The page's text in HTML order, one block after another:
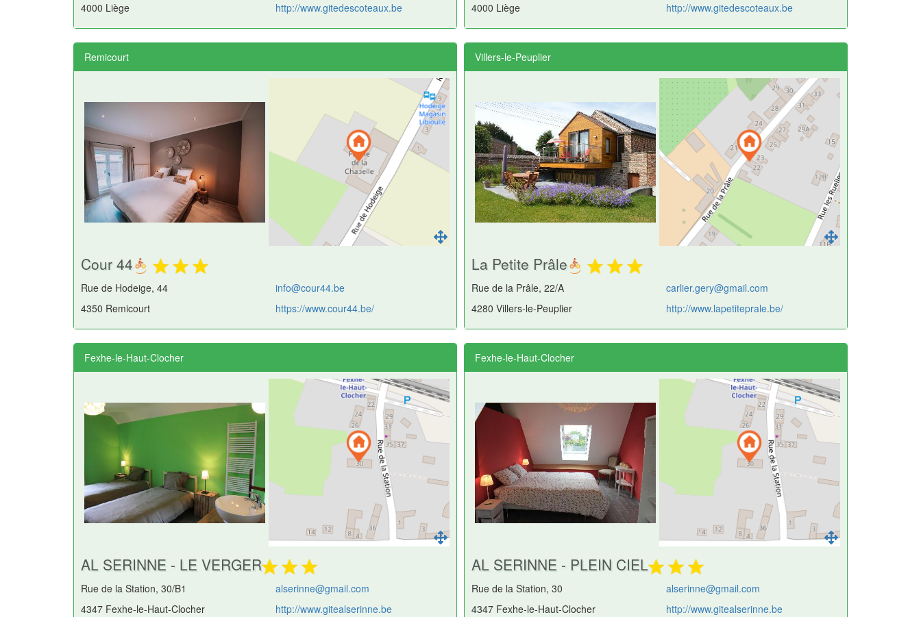
4000 Liège
http://www.gitedescoteaux.be
4000 Liège
http://www.gitedescoteaux.be
Remicourt
Cour 44
Rue de Hodeige, 44
4350 Remicourt
info@cour44.be
https://www.cour44.be/
Villers-le-Peuplier
La Petite Prâle
Rue de la Prâle, 22/A
4280 Villers-le-Peuplier
carlier.gery@gmail.com
http://www.lapetiteprale.be/
Fexhe-le-Haut-Clocher
AL SERINNE - LE VERGER
Rue de la Station, 30/B1
4347 Fexhe-le-Haut-Clocher
alserinne@gmail.com
http://www.gitealserinne.be
Fexhe-le-Haut-Clocher
AL SERINNE - PLEIN CIEL
Rue de la Station, 30
4347 Fexhe-le-Haut-Clocher
alserinne@gmail.com
http://www.gitealserinne.be